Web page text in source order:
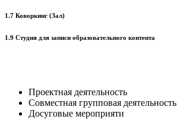
1.7 Коворкинг (Зал)
1.9 Студия для записи образовательного контента
Проектная деятельность
Совместная групповая деятельность
Досуговые мероприяти